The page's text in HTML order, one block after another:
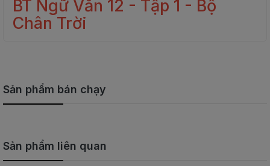
BT Ngữ Văn 12 - Tập 1 - Bộ
Chân Trời
Sản phẩm bán chạy
Sản phẩm liên quan